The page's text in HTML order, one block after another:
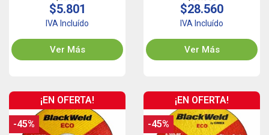
$5.801
IVA Incluído
Ver Más
$28.560
IVA Incluído
Ver Más
¡EN OFERTA!
-45%
¡EN OFERTA!
-45%